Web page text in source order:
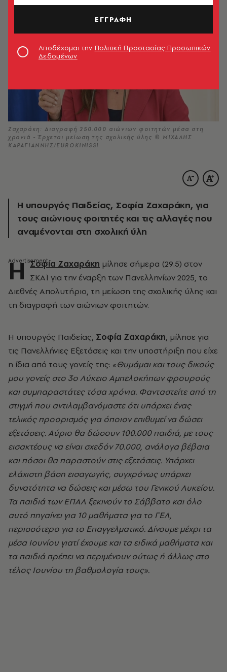
Ζαχαράκη: Διαγραφή 250.000 αιώνιων φοιτητών μέσα στη
χρονιά - Έρχεται μείωση της σχολικής ύλης © ΜΙΧΑΛΗΣ
ΚΑΡΑΓΙΑΝΝΗΣ/EUROKINISSI
Η υπουργός Παιδείας, Σοφία Ζαχαράκη, για
τους αιώνιους φοιτητές και τις αλλαγές που
αναμένονται στη σχολική ύλη
Η Σοφία Ζαχαράκη μίλησε σήμερα (29.5) στον
ΣΚΑΪ για την έναρξη των Πανελληνίων 2025, το
Διεθνές Απολυτήριο, τη μείωση της σχολικής ύλης και
τη διαγραφή των αιώνιων φοιτητών.
Η υπουργός Παιδείας, Σοφία Ζαχαράκη, μίλησε για
τις Πανελλήνιες Εξετάσεις και την υποστήριξη που είχε
η ίδια από τους γονείς της: «Θυμάμαι και τους δικούς
μου γονείς στο 3ο Λύκειο Αμπελοκήπων φρουρούς
και συμπαραστάτες τόσα χρόνια. Φανταστείτε από τη
στιγμή που αντιλαμβανόμαστε ότι υπάρχει ένας
τελικός προορισμός για όποιον επιθυμεί να δώσει
εξετάσεις. Αύριο θα δώσουν 100.000 παιδιά, με τους
εισακτέους να είναι σχεδόν 70.000, ανάλογα βέβαια
και πόσοι θα παραστούν στις εξετάσεις. Υπάρχει
ελάχιστη βάση εισαγωγής, συγχρόνως υπάρχει
δυνατότητα να δώσεις και μέσω του Γενικού Λυκείου.
Τα παιδιά των ΕΠΑΛ ξεκινούν το Σάββατο και όλο
αυτό πηγαίνει για 10 μαθήματα για το ΓΕΛ,
περισσότερο για το Επαγγελματικό. Δίνουμε μέχρι τα
μέσα Ιουνίου γιατί έχουμε και τα ειδικά μαθήματα και
τα παιδιά πρέπει να περιμένουν ούτως ή άλλως στο
τέλος Ιουνίου τη βαθμολογία τους».
ΕΓΓΡΑΦΗ
Αποδέχομαι την Πολιτική Προστασίας Προσωπικών
Δεδομένων